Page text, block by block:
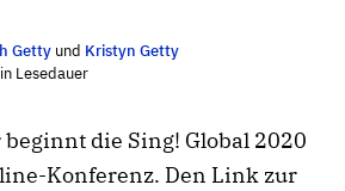
Gettyund Kristyn Getty
Lesedauer
die Sing! Global 2020
Konferenz. Den Link zur